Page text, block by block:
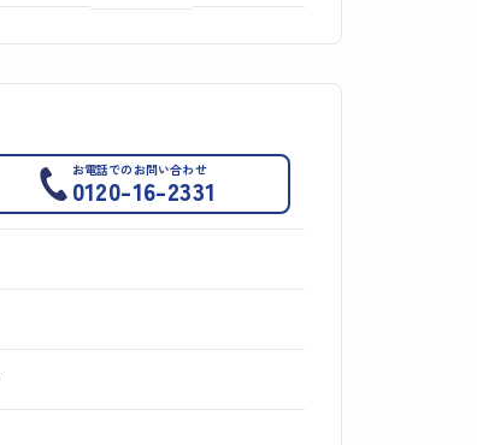
お電話でのお問い合わせ
0120-16-2331